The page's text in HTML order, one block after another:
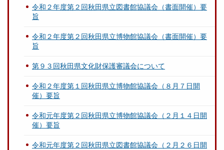
令和２年度第２回秋田県立図書館協議会（書面開催）要
旨
令和２年度第２回秋田県立博物館協議会（書面開催）要
旨
第９３回秋田県文化財保護審議会について
令和２年度第１回秋田県立博物館協議会（８月７日開
催）要旨
令和元年度第２回秋田県立博物館協議会（２月１４日開
催）要旨
令和元年度第２回秋田県立図書館協議会（２月２６日開